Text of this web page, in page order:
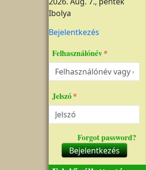
Ibolya
Felhasználói fiók menüje
Bejelentkezés
Felhasználónév
Jelszó
Forgot password?
Bejelentkezés